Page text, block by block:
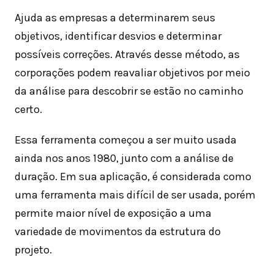
Ajuda as empresas a determinarem seus
objetivos, identificar desvios e determinar
possíveis correções. Através desse método, as
corporações podem reavaliar objetivos por meio
da análise para descobrir se estão no caminho
certo.
Essa ferramenta começou a ser muito usada
ainda nos anos 1980, junto com a análise de
duração. Em sua aplicação, é considerada como
uma ferramenta mais difícil de ser usada, porém
permite maior nível de exposição a uma
variedade de movimentos da estrutura do
projeto.